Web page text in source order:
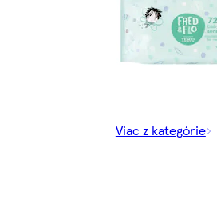
Viac z kategórie